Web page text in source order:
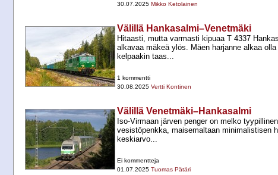
30.07.2025 Mikko Ketolainen
Välillä Hankasalmi–Venetmäki
Hitaasti, mutta varmasti kipuaa T 4337
alkavaa mäkeä ylös. Mäen harjanne alkaa
kelpaakin taas...
1 kommentti
30.08.2025 Vertti Kontinen
Välillä Venetmäki–Hankasalmi
Iso-​Virmaan järven penger on melko
vesistöpenkka, maisemaltaan minimalistisen
keskiarvo...
Ei kommentteja
01.07.2025 Tuomas Pätäri